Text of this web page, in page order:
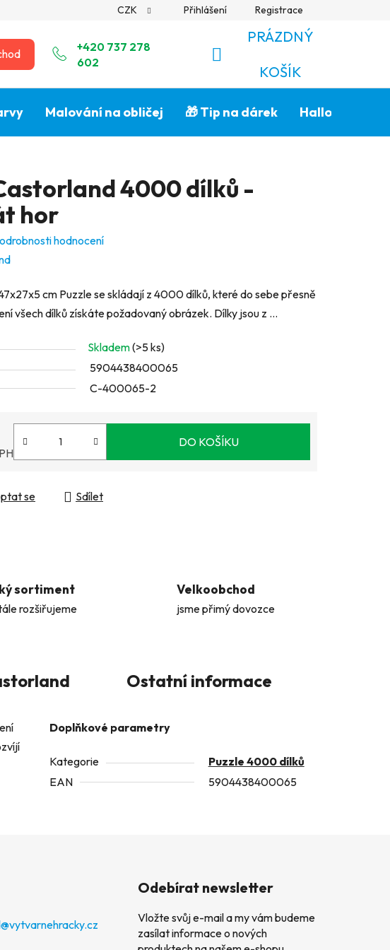
CZK Přihlášení Registrace
+420 737 278
602
NÁKUPNÍ
KOŠÍK
PRÁZDNÝ
KOŠÍK
Malování na obličej 🎁 Tip na dárek Halloween🎃
4000 dílků -
hor
hodnocení
cm Puzzle se skládají z 4000 dílků, které do sebe přesně
všech dílků získáte požadovaný obrázek. Dílky jsou z ...
Skladem(>5 ks)
5904438400065
C-400065-2
DO KOŠÍKU
se Sdílet
sortiment
rozšiřujeme
Velkoobchod
jsme přimý dovozce
Ostatní informace
Doplňkové parametry
Kategorie
Puzzle 4000 dílků
EAN
5904438400065
@vytvarnehracky.cz
Odebírat newsletter
Vložte svůj e-mail a my vám budeme
zasílat informace o nových